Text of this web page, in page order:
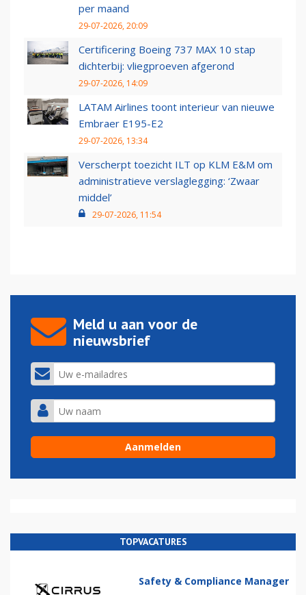
per maand
29-07-2026, 20:09
Certificering Boeing 737 MAX 10 stap
dichterbij: vliegproeven afgerond
29-07-2026, 14:09
LATAM Airlines toont interieur van nieuwe
Embraer E195-E2
29-07-2026, 13:34
Verscherpt toezicht ILT op KLM E&M om
administratieve verslaglegging: ‘Zwaar
middel’
29-07-2026, 11:54
Meld u aan voor de
nieuwsbrief
TOPVACATURES
Safety & Compliance Manager